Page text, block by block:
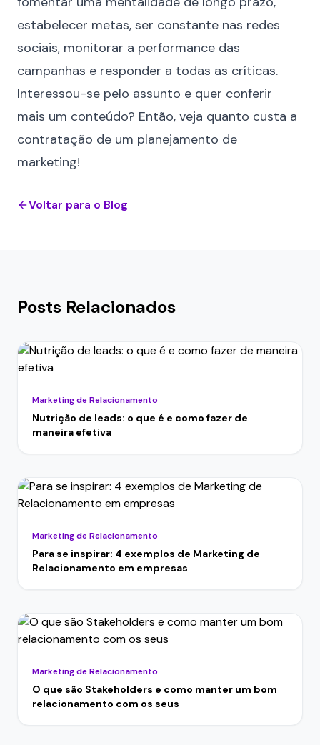
estabelecer metas, ser constante nas redes
sociais, monitorar a performance das
campanhas e responder a todas as críticas.
Interessou-se pelo assunto e quer conferir
mais um conteúdo? Então, veja quanto custa a
contratação de um planejamento de
marketing!
Voltar para o Blog
Posts Relacionados
Marketing de Relacionamento
Nutrição de leads: o que é e como fazer de
maneira efetiva
Marketing de Relacionamento
Para se inspirar: 4 exemplos de Marketing de
Relacionamento em empresas
Marketing de Relacionamento
O que são Stakeholders e como manter um bom
relacionamento com os seus